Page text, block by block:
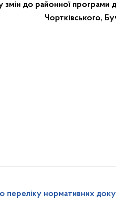
до районної програми
Чортківського,
переліку нормативних